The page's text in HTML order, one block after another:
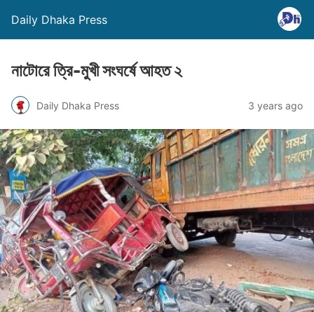
Daily Dhaka Press
নাটোরে ত্রি-মুখী সংঘর্ষে আহত ২
Daily Dhaka Press 3 years ago